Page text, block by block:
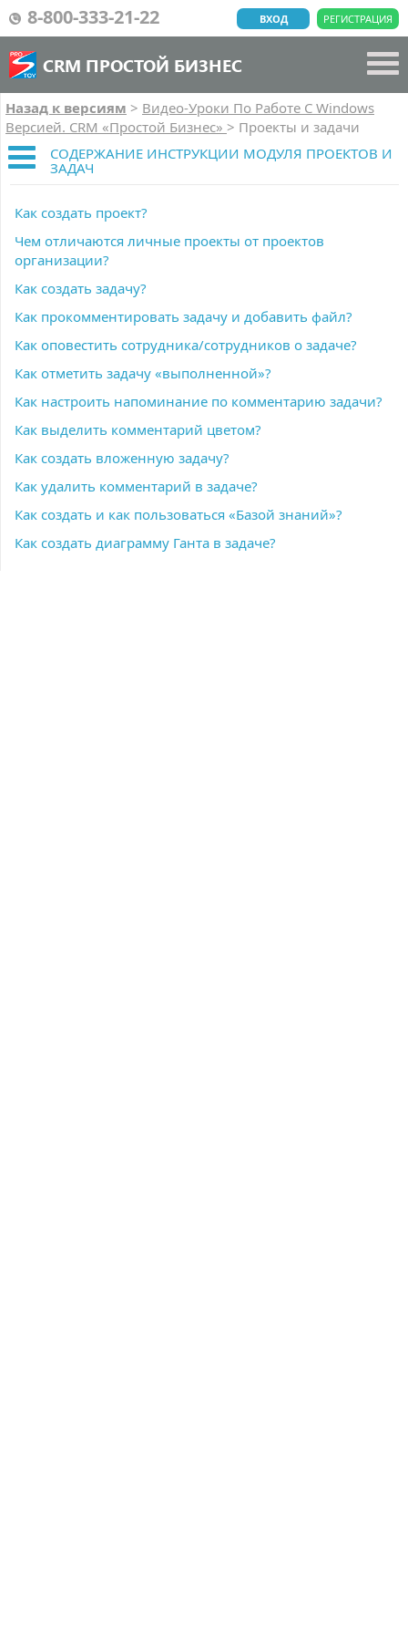
8-800-333-21-22 РЕГИСТРАЦИЯ
ВХОД
CRM ПРОСТОЙ БИЗНЕС
Назад к версиям > Видео-Уроки По Работе C Windows
Версией. CRM «Простой Бизнес» > Проекты и задачи
СОДЕРЖАНИЕ ИНСТРУКЦИИ МОДУЛЯ ПРОЕКТОВ И
ЗАДАЧ
Как создать проект?
Чем отличаются личные проекты от проектов
организации?
Как создать задачу?
Как прокомментировать задачу и добавить файл?
Как оповестить сотрудника/сотрудников о задаче?
Как отметить задачу «выполненной»?
Как настроить напоминание по комментарию задачи?
Как выделить комментарий цветом?
Как создать вложенную задачу?
Как удалить комментарий в задаче?
Как создать и как пользоваться «Базой знаний»?
Как создать диаграмму Ганта в задаче?